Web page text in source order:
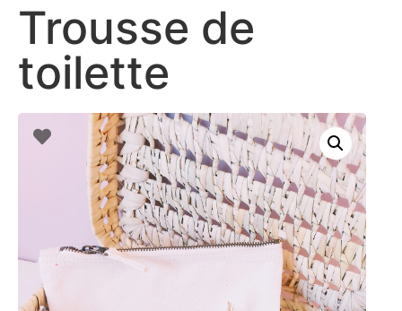
Trousse de
toilette